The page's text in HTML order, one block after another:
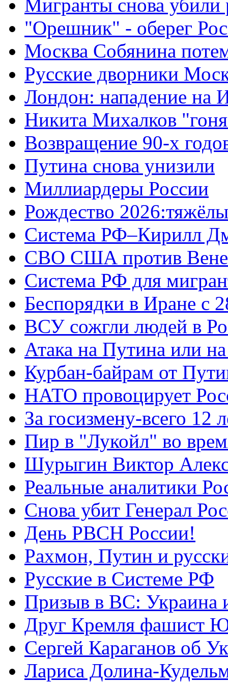
Мигранты снова убили
"Орешник" - оберег
Москва Собянина
Русские дворники
Лондон: нападение на
Никита Михалков
Возвращение 90-х
Путина снова унизили
Миллиардеры России
Рождество
Система РФ–Кирилл
СВО США против
Система РФ для
Беспорядки в Иране с
ВСУ сожгли людей в
Атака на Путина или
Курбан-байрам от
НАТО провоцирует
За госизмену-всего 12
Пир в "Лукойл" во
Шурыгин Виктор
Реальные аналитики
Снова убит Генерал
День РВСН России!
Рахмон, Путин и
Русские в Системе РФ
Призыв в ВС: Украина
Друг Кремля фашист
Сергей Караганов об
Лариса Долина-